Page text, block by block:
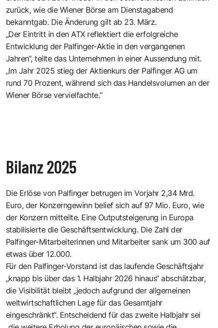
zurück, wie die Wiener Börse am Dienstagabend
bekanntgab. Die Änderung gilt ab 23. März.
„Der Eintritt in den ATX reflektiert die erfolgreiche
Entwicklung der Palfinger-Aktie in den vergangenen
Jahren“, teilte das Unternehmen in einer Aussendung mit.
„Im Jahr 2025 stieg der Aktienkurs der Palfinger AG um
rund 70 Prozent, während sich das Handelsvolumen an der
Wiener Börse vervielfachte.“
Bilanz 2025
Die Erlöse von Palfinger betrugen im Vorjahr 2,34 Mrd.
Euro, der Konzerngewinn belief sich auf 97 Mio. Euro, wie
der Konzern mitteilte. Eine Outputsteigerung in Europa
stabilisierte die Geschäftsentwicklung. Die Zahl der
Palfinger-Mitarbeiterinnen und Mitarbeiter sank um 300 auf
etwas über 12.000.
Für den Palfinger-Vorstand ist das laufende Geschäftsjahr
„knapp bis über das 1. Halbjahr 2026 hinaus“ abschätzbar,
die Visibilität bleibt „jedoch aufgrund der allgemeinen
weltwirtschaftlichen Lage für das Gesamtjahr
eingeschränkt“. Entscheidend für das zweite Halbjahr sei